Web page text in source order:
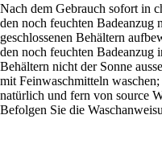
Nach dem Gebrauch sofort in
den noch feuchten Badeanzug
geschlossenen Behältern
den noch feuchten Badeanzug
Behältern nicht der Sonne
mit Feinwaschmitteln waschen;
natürlich und fern von source
Befolgen Sie die